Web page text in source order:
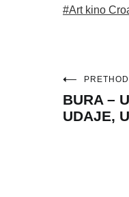
#Art kino
BURA –
UDAJE,